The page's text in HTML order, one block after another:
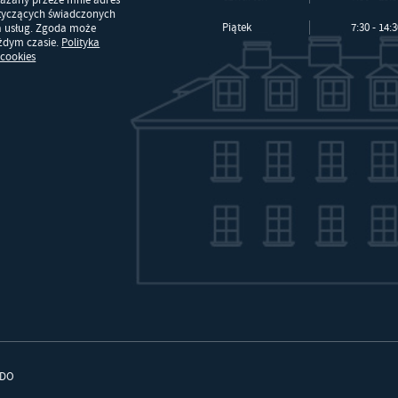
świadczonych
Zgoda może
czasie. Polityka
Piątek 7:30 -